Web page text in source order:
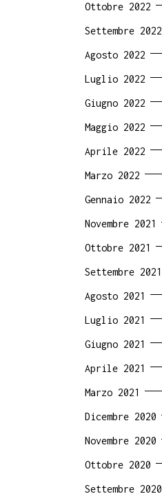
Ottobre 2022
Settembre 2022
Agosto 2022
Luglio 2022
Giugno 2022
Maggio 2022
Aprile 2022
Marzo 2022
Gennaio 2022
Novembre 2021
Ottobre 2021
Settembre 2021
Agosto 2021
Luglio 2021
Giugno 2021
Aprile 2021
Marzo 2021
Dicembre 2020
Novembre 2020
Ottobre 2020
Settembre 2020